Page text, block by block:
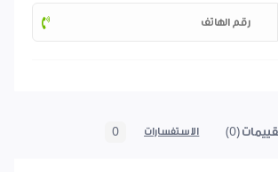
(0) الاستفسارات 0